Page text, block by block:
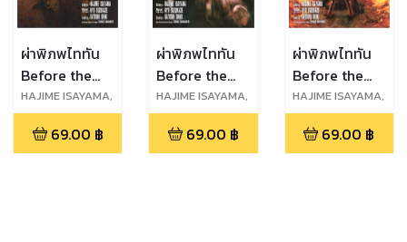
ผ่าพิภพไททัน
Before the
fall เล่ม 15
HAJIME ISAYAMA,
RYO SUZUKAZE,
SATOSHI SHIKI
69.00 ฿
ผ่าพิภพไททัน
Before the
fall เล่ม 16
HAJIME ISAYAMA,
RYO SUZUKAZE,
SATOSHI SHIKI
69.00 ฿
ผ่าพิภพไททัน
Before the
fall เล่ม 17
(จบ)
HAJIME ISAYAMA,
RYO SUZUKAZE,
SATOSHI SHIKI
69.00 ฿